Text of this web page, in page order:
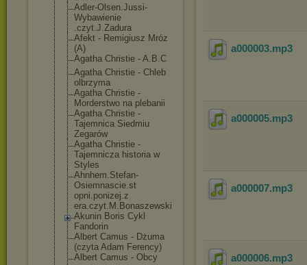
Adler-Olsen.Jussi-
Wybawienie
.czyt.J.Zadura
Afekt - Remigiusz Mróz
(A)
Agatha Christie - A.B.C
Agatha Christie - Chleb
olbrzyma
Agatha Christie -
Morderstwo na plebanii
Agatha Christie -
Tajemnica Siedmiu
Zegarów
Agatha Christie -
Tajemnicza historia w
Styles
Ahnhem.Stefan-
Osiemnascie.st
opni.ponizej.z
era.czyt.M.Bonaszewski
Akunin Boris Cykl
Fandorin
Albert Camus - Dżuma
(czyta Adam Ferency)
Albert Camus - Obcy
a000003.mp3
a000005.mp3
a000007.mp3
a000006.mp3